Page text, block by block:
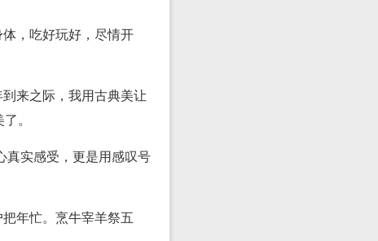
，吃好玩好，尽情开
来之际，我用古典美让
。
真实感受，更是用感叹号
年忙。烹牛宰羊祭五